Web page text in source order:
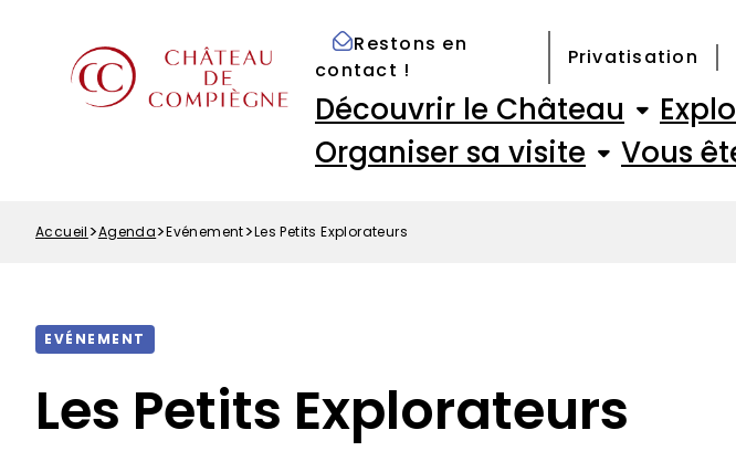
contenu
Menu
Top
Restons en
contact !
Privatisation
Navigation
principale
Découvrir le Château
Organiser sa visite
Vous
Accueil Agenda Evénement Les Petits Explorateurs
EVÉNEMENT
Les Petits Explorateurs